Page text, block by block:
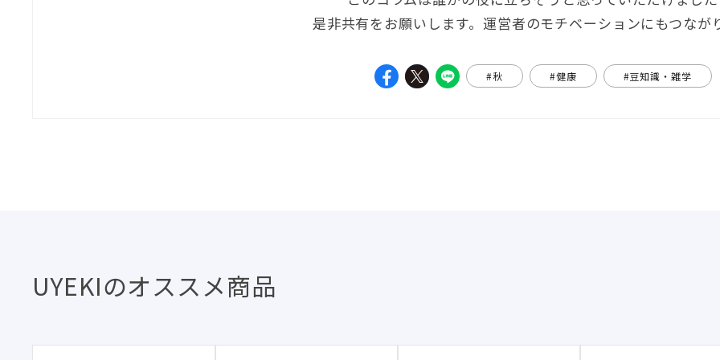
是非共有をお願いします。運営者のモチベーションにもつなが
#秋 #健康 #豆知識・雑学
UYEKIのオススメ商品